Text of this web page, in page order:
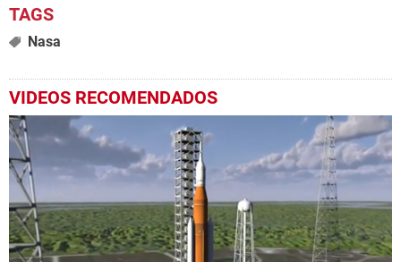
Nasa
VIDEOS RECOMENDADOS